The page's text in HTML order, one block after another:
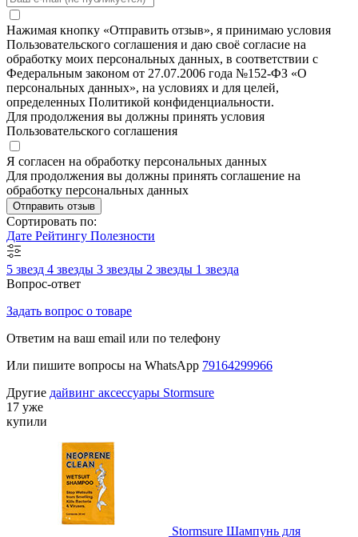
Нажимая кнопку «Отправить отзыв», я принимаю условия
Пользовательского соглашения и даю своё согласие на
обработку моих персональных данных, в соответствии с
Федеральным законом от 27.07.2006 года №152-ФЗ «О
персональных данных», на условиях и для целей,
определенных Политикой конфиденциальности.
Для продолжения вы должны принять условия
Пользовательского соглашения
Я согласен на обработку персональных данных
Для продолжения вы должны принять соглашение на
обработку персональных данных
Отправить отзыв
Сортировать по:
Дате Рейтингу Полезности
5 звезд 4 звезды 3 звезды 2 звезды 1 звезда
Вопрос-ответ
Задать вопрос о товаре
Ответим на ваш email или по телефону
Или пишите вопросы на WhatsApp 79164299966
Другие дайвинг аксессуары Stormsure
17 уже
купили
Stormsure Шампунь для